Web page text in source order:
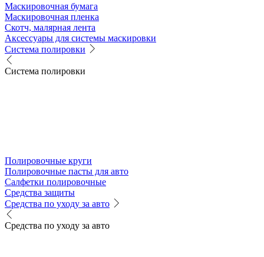
Маскировочная бумага
Маскировочная пленка
Скотч, малярная лента
Аксессуары для системы маскировки
Система полировки
Система полировки
Полировочные круги
Полировочные пасты для авто
Салфетки полировочные
Средства защиты
Средства по уходу за авто
Средства по уходу за авто